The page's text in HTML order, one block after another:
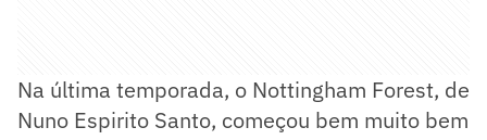
Na última temporada, o Nottingham Forest, de
Nuno Espirito Santo, começou bem muito bem